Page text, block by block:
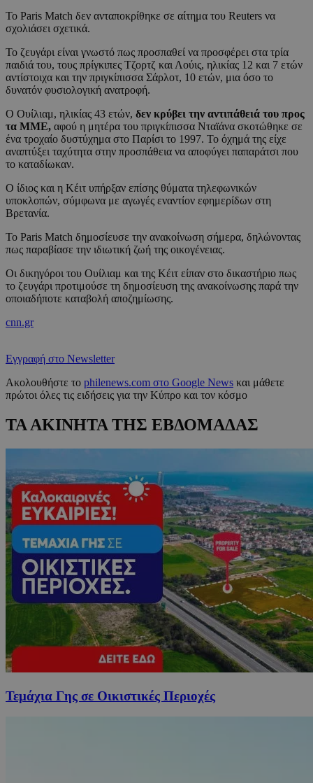
Το Paris Match δεν ανταποκρίθηκε σε αίτημα του Reuters να
σχολιάσει σχετικά.
Το ζευγάρι είναι γνωστό πως προσπαθεί να προσφέρει στα τρία
παιδιά του, τους πρίγκιπες Τζορτζ και Λούις, ηλικίας 12 και 7 ετών
αντίστοιχα και την πριγκίπισσα Σάρλοτ, 10 ετών, μια όσο το
δυνατόν φυσιολογική ανατροφή.
Ο Ουίλιαμ, ηλικίας 43 ετών, δεν κρύβει την αντιπάθειά του προς
τα ΜΜΕ, αφού η μητέρα του πριγκίπισσα Νταϊάνα σκοτώθηκε σε
ένα τροχαίο δυστύχημα στο Παρίσι το 1997. Το όχημά της είχε
αναπτύξει ταχύτητα στην προσπάθεια να αποφύγει παπαράτσι που
το καταδίωκαν.
Ο ίδιος και η Κέιτ υπήρξαν επίσης θύματα τηλεφωνικών
υποκλοπών, σύμφωνα με αγωγές εναντίον εφημερίδων στη
Βρετανία.
Το Paris Match δημοσίευσε την ανακοίνωση σήμερα, δηλώνοντας
πως παραβίασε την ιδιωτική ζωή της οικογένειας.
Οι δικηγόροι του Ουίλιαμ και της Κέιτ είπαν στο δικαστήριο πως
το ζευγάρι προτιμούσε τη δημοσίευση της ανακοίνωσης παρά την
οποιαδήποτε καταβολή αποζημίωσης.
cnn.gr
Εγγραφή στο Newsletter
Ακολουθήστε το philenews.com στο Google News και μάθετε
πρώτοι όλες τις ειδήσεις για την Κύπρο και τον κόσμο
ΤΑ ΑΚΙΝΗΤΑ ΤΗΣ ΕΒΔΟΜΑΔΑΣ
Τεμάχια Γης σε Οικιστικές Περιοχές